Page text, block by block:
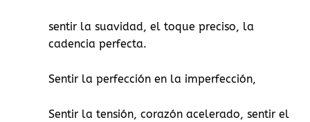
sentir la suavidad, el toque preciso, la
cadencia perfecta.
Sentir la perfección en la imperfección,
Sentir la tensión, corazón acelerado, sentir el